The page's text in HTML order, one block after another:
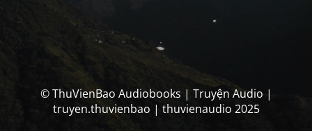
© ThuVienBao Audiobooks | Truyện Audio |
truyen.thuvienbao | thuvienaudio 2025